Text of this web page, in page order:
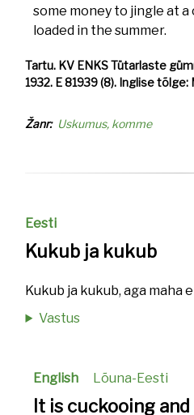
some money to jingle at a
loaded in the summer.
Tartu. KV ENKS Tütarlaste
1932. E 81939 (8). Inglise tõlge:
Žanr Uskumus, komme
Eesti
Kukub ja kukub
Kukub ja kukub, aga maha
Vastus
English Lõuna-Eesti
It is cuckooing